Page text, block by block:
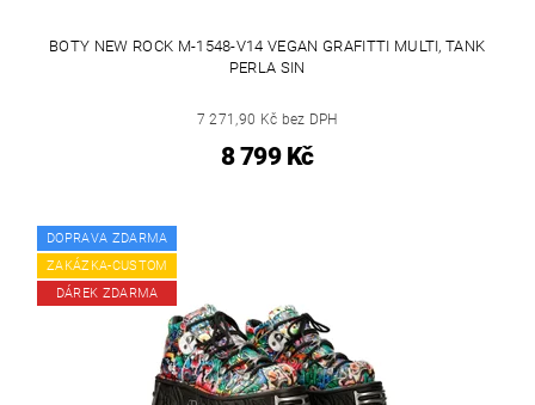
BOTY NEW ROCK M-1548-V14 VEGAN GRAFITTI MULTI, TANK
PERLA SIN
7 271,90 Kč bez DPH
8 799 Kč
DOPRAVA ZDARMA
ZAKÁZKA-CUSTOM
DÁREK ZDARMA